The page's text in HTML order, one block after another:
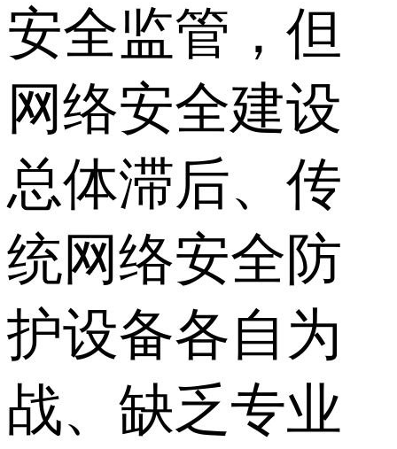
安全监管，但
网络安全建设
总体滞后、传
统网络安全防
护设备各自为
战、缺乏专业